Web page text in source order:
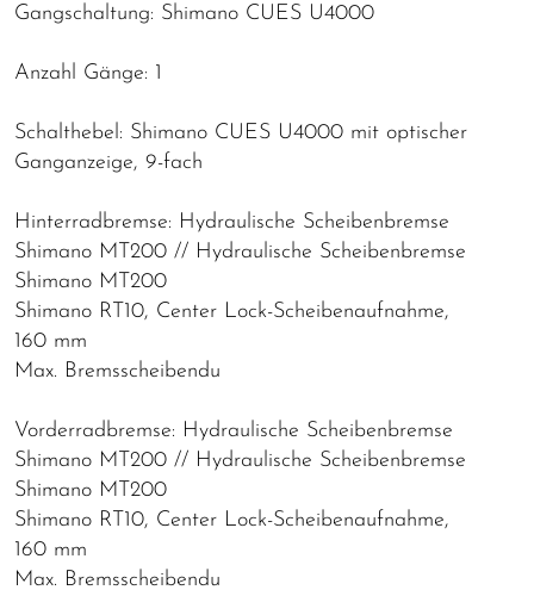
Gangschaltung: Shimano CUES U4000
Anzahl Gänge: 1
Schalthebel: Shimano CUES U4000 mit optischer
Ganganzeige, 9-fach
Hinterradbremse: Hydraulische Scheibenbremse
Shimano MT200 // Hydraulische Scheibenbremse
Shimano MT200
Shimano RT10, Center Lock-Scheibenaufnahme,
160 mm
Max. Bremsscheibendu
Vorderradbremse: Hydraulische Scheibenbremse
Shimano MT200 // Hydraulische Scheibenbremse
Shimano MT200
Shimano RT10, Center Lock-Scheibenaufnahme,
160 mm
Max. Bremsscheibendu